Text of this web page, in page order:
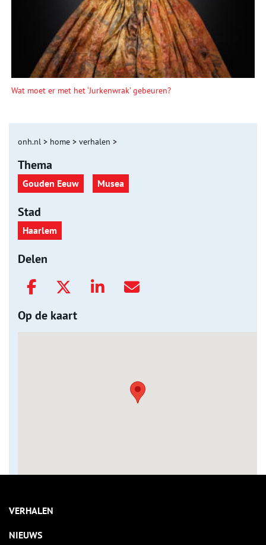
Wat moet er met het ‘Jurkenwrak’ gebeuren?
onh.nl > home > verhalen >
Thema
Gouden Eeuw Musea
Stad
Haarlem
Delen
Op de kaart
VERHALEN
NIEUWS